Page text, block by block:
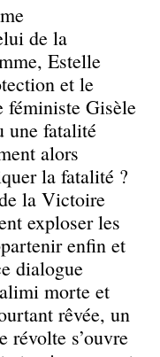
de la
Estelle
et le
féministe Gisèle
une fatalité
alors
la fatalité ?
la Victoire
exploser les
enfin et
dialogue
morte et
rêvée, un
révolte s’ouvre